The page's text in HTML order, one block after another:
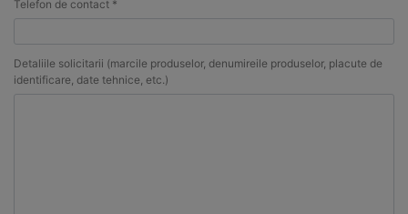
Telefon de contact *
Detaliile solicitarii (marcile produselor, denumireile produselor, placute de
identificare, date tehnice, etc.)